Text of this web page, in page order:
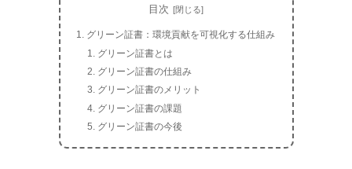
目次
グリーン証書：環境貢献を可視化する仕組み
グリーン証書とは
グリーン証書の仕組み
グリーン証書のメリット
グリーン証書の課題
グリーン証書の今後